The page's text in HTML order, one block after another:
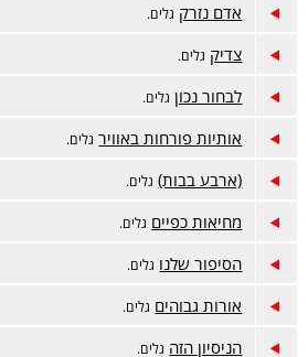
אדם נזרק גלים.
צדיק גלים.
לבחור נכון גלים.
אותיות פורחות באוויר גלים.
(ארבע בבות) גלים.
מחיאות כפיים גלים.
הסיפור שלנו גלים.
אורות גבוהים גלים.
הניסיון הזה גלים.